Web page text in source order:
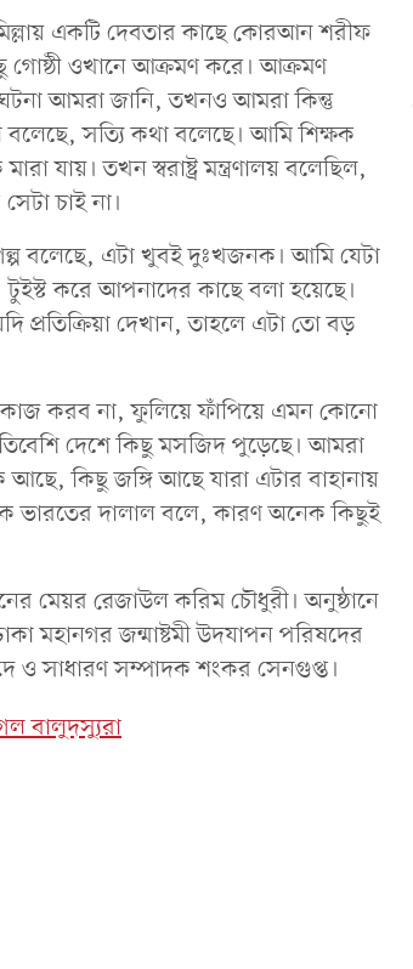
একটি দেবতার কাছে কোরআন শরীফ
গোষ্ঠী ওখানে আক্রমণ করে। আক্রমণ
ঘটনা আমরা জানি, তখনও আমরা কিন্তু
বলেছে, সত্যি কথা বলেছে। আমি শিক্ষক
তখন স্বরাষ্ট্র মন্ত্রণালয় বলেছিল,
চাই না।
বলেছে, এটা খুবই দুঃখজনক। আমি যেটা
করে আপনাদের কাছে বলা হয়েছে।
দেখান, তাহলে এটা তো বড়
কাজ করব না, ফুলিয়ে ফাঁপিয়ে এমন কোনো
দেশে কিছু মসজিদ পুড়েছে। আমরা
কিছু জঙ্গি আছে যারা এটার বাহানায়
ভারতের দালাল বলে, কারণ অনেক কিছুই
মেয়র রেজাউল করিম চৌধুরী। অনুষ্ঠানে
মহানগর জন্মাষ্টমী উদযাপন পরিষদের
ও সাধারণ সম্পাদক শংকর সেনগুপ্ত।
বালুদস্যুরা